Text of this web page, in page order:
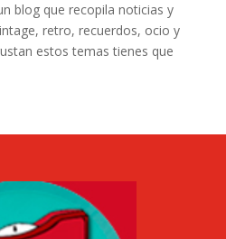
blog que recopila noticias y
retro, recuerdos, ocio y
estos temas tienes que